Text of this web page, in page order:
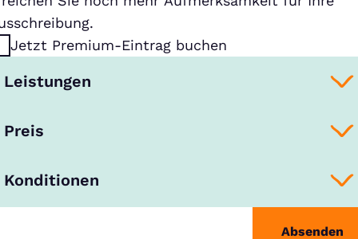
Jetzt Premium-Eintrag buchen
Leistungen
Preis
Konditionen
Absenden